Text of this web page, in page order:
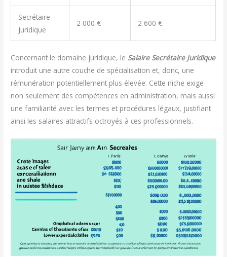
Secrétaire
Juridique
2 000 € 2 600 €
Concernant le domaine juridique, le Salaire Secrétaire Juridique
introduit une autre couche de spécialisation et, donc, une
rémunération potentiellement plus élevée. Cette niche exige
non seulement des compétences en administration, mais aussi
une familiarité avec les termes et procédures légaux, justifiant
ainsi les salaires attractifs octroyés à ces professionnels.